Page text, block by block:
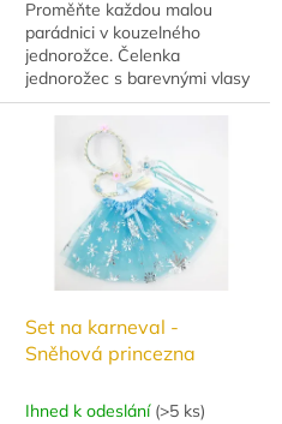
Proměňte každou malou
parádnici v kouzelného
jednorožce. Čelenka
jednorožec s barevnými vlasy
je ideální doplněk na karneval,
dětskou oslavu, focení i hry
doma. Pohodlné...
Set na karneval -
Sněhová princezna
Ihned k odeslání (>5 ks)